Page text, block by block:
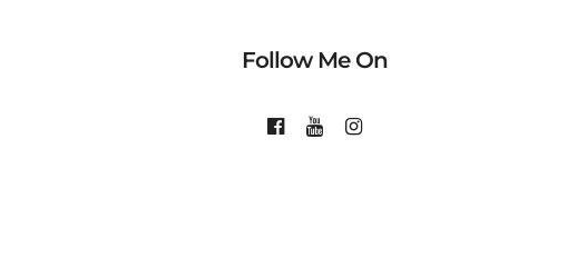
Follow Me On